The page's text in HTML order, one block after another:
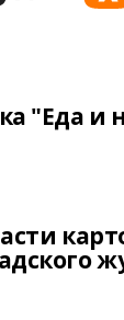
"Еда и